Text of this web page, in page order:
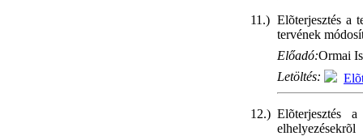
11.) Elõterjesztés a
tervének
Előadó:Ormai
Letöltés:
12.) Elõterjesztés
elhelyezésekrõl